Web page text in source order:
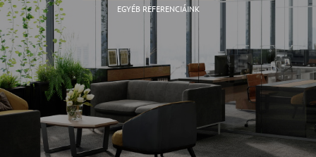
EGYÉB REFERENCIÁINK